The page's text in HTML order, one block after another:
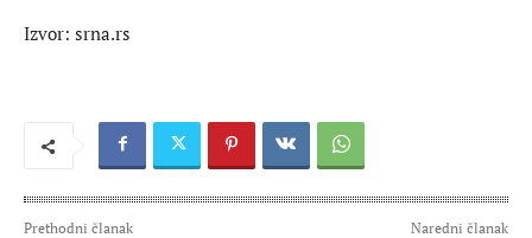
Izvor: srna.rs
Prethodni članak Naredni članak